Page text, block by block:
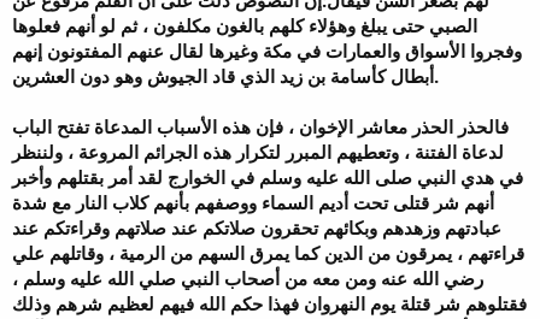
الصبي حتى يبلغ وهؤلاء كلهم بالغون مكلفون ، ثم لو أنهم فعلوها
وفجروا الأسواق والعمارات في مكة وغيرها لقال عنهم المفتونون إنهم
أبطال كأسامة بن زيد الذي قاد الجيوش وهو دون العشرين.
فالحذر الحذر معاشر الإخوان ، فإن هذه الأسباب المدعاة تفتح الباب
لدعاة الفتنة ، وتعطيهم المبرر لتكرار هذه الجرائم المروعة ، ولننظر
في هدي النبي صلى الله عليه وسلم في الخوارج لقد أمر بقتلهم وأخبر
أنهم شر قتلى تحت أديم السماء ووصفهم بأنهم كلاب النار مع شدة
عبادتهم وزهدهم وبكائهم تحقرون صلاتكم عند صلاتهم وقراءتكم عند
قراءتهم ، يمرقون من الدين كما يمرق السهم من الرمية ، وقاتلهم علي
رضي الله عنه ومن معه من أصحاب النبي صلي الله عليه وسلم ،
فقتلوهم شر قتلة يوم النهروان فهذا حكم الله فيهم لعظيم شرهم وذلك